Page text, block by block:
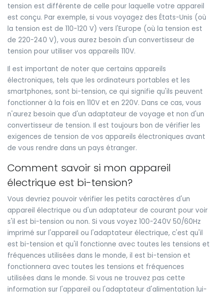
tension est différente de celle pour laquelle votre appareil
est conçu. Par exemple, si vous voyagez des États-Unis (où
la tension est de 110-120 V) vers l'Europe (où la tension est
de 220-240 V), vous aurez besoin d'un convertisseur de
tension pour utiliser vos appareils 110V.
Il est important de noter que certains appareils
électroniques, tels que les ordinateurs portables et les
smartphones, sont bi-tension, ce qui signifie qu'ils peuvent
fonctionner à la fois en 110V et en 220V. Dans ce cas, vous
n'aurez besoin que d'un adaptateur de voyage et non d'un
convertisseur de tension. Il est toujours bon de vérifier les
exigences de tension de vos appareils électroniques avant
de vous rendre dans un pays étranger.
Comment savoir si mon appareil
électrique est bi-tension?
Vous devriez pouvoir vérifier les petits caractères d'un
appareil électrique ou d'un adaptateur de courant pour voir
s'il est bi-tension ou non. Si vous voyez 100-240V 50/60Hz
imprimé sur l'appareil ou l'adaptateur électrique, c'est qu'il
est bi-tension et qu'il fonctionne avec toutes les tensions et
fréquences utilisées dans le monde, il est bi-tension et
fonctionnera avec toutes les tensions et fréquences
utilisées dans le monde. Si vous ne trouvez pas cette
information sur l'appareil ou l'adaptateur d'alimentation lui-